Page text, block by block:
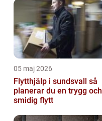
05 maj 2026
Flytthjälp i sundsvall så
planerar du en trygg och
smidig flytt